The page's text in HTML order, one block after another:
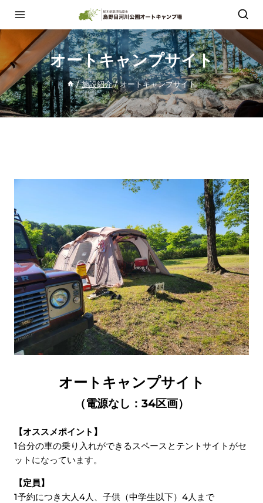
オートキャンプサイト
/ 施設紹介 / オートキャンプサイト
オートキャンプサイト
（電源なし：34区画）
【オススメポイント】
1台分の車の乗り入れができるスペースとテントサイトがセ
ットになっています。
【定員】
1予約につき大人4人、子供（中学生以下）4人まで